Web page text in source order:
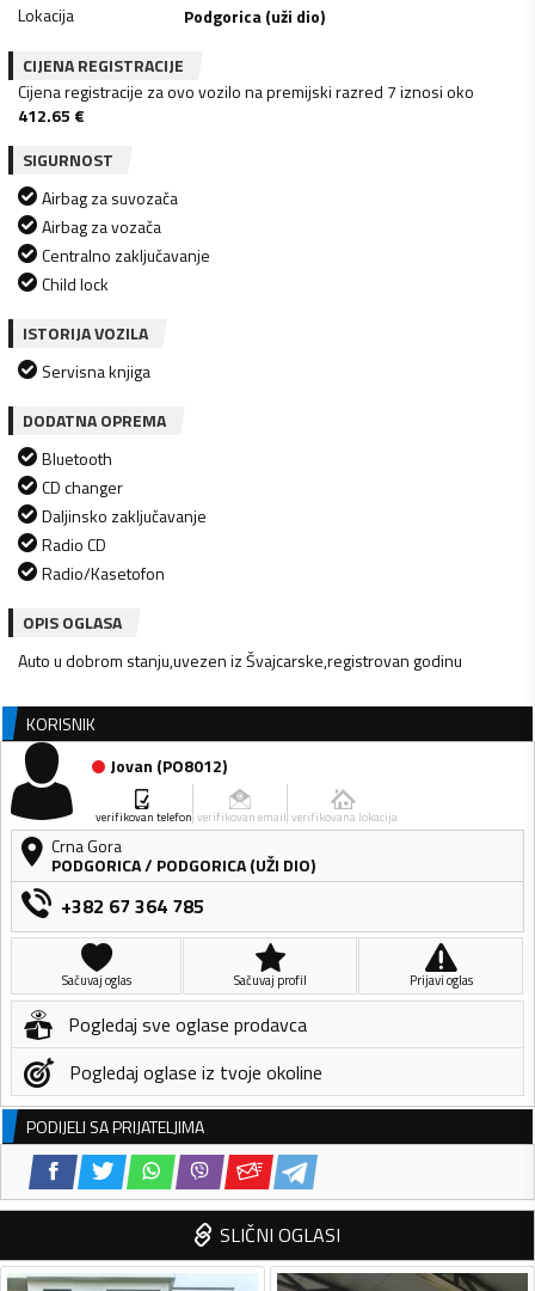
Lokacija
Podgorica (uži dio)
CIJENA REGISTRACIJE
Cijena registracije za ovo vozilo na premijski razred 7 iznosi oko
412.65 €
SIGURNOST
Airbag za suvozača
Airbag za vozača
Centralno zaključavanje
Child lock
ISTORIJA VOZILA
Servisna knjiga
DODATNA OPREMA
Bluetooth
CD changer
Daljinsko zaključavanje
Radio CD
Radio/Kasetofon
OPIS OGLASA
Auto u dobrom stanju,uvezen iz Švajcarske,registrovan godinu
KORISNIK
Jovan (PO8012)
verifikovan telefon verifikovan email verifikovana lokacija
Crna Gora
PODGORICA/ PODGORICA (UŽI DIO)
+382 67 364 785
Sačuvaj oglas Sačuvaj profil Prijavi oglas
Pogledaj sve oglase prodavca
Pogledaj oglase iz tvoje okoline
PODIJELI SA PRIJATELJIMA
SLIČNI OGLASI